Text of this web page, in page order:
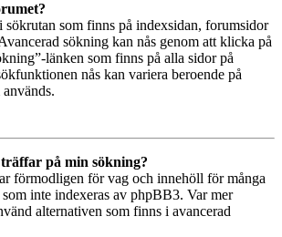
sökrutan som finns på indexsidan, forumsidor
sökning kan nås genom att klicka på
länken som finns på alla sidor på
nås kan variera beroende på
på min sökning?
förmodligen för vag och innehöll för många
inte indexeras av phpBB3. Var mer
alternativen som finns i avancerad